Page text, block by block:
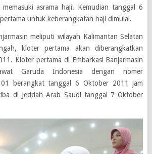
asrama haji. Kemudian tanggal 6
untuk keberangkatan haji dimulai.
meliputi wilayah Kalimantan Selatan
kloter pertama akan diberangkatkan
Kloter pertama di Embarkasi Banjarmasin
Garuda Indonesia dengan nomer
berangkat tanggal 6 Oktober 2011 jam
di Jeddah Arab Saudi tanggal 7 Oktober